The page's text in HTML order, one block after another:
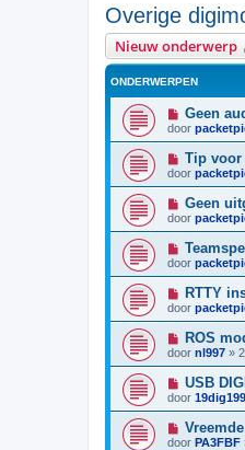
Overige
Nieuw onderwerp
ONDERWERPEN
Geen
door
Tip voor
door
Geen
door
door
RTTY
door
ROS
door nl997 »
USB
door
door PA3FBF